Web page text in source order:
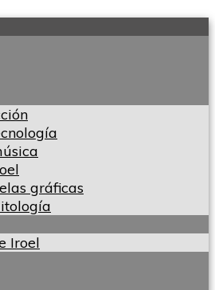
gráficas
Iroel